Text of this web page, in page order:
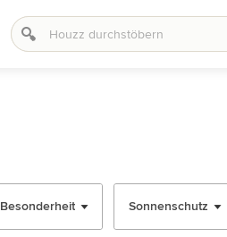
Besonderheit Sonnenschutz